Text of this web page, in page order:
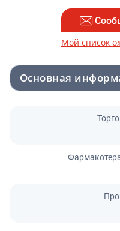
Мой список
Основная